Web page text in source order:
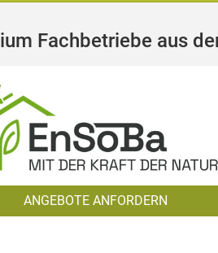
Fachbetriebe aus
ANGEBOTE ANFORDERN